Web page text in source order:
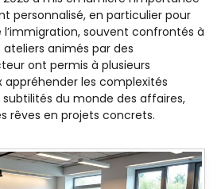
personnalisé, en particulier pour
l’immigration, souvent confrontés à
ateliers animés par des
ont permis à plusieurs
les complexités
du monde des affaires,
rêves en projets concrets.